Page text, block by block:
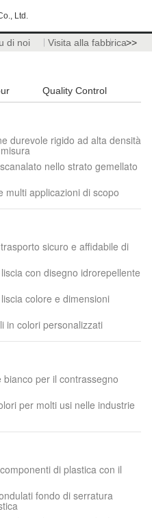
Ltd.
di noi Visita alla fabbrica>>
Quality Control
durevole rigido ad alta densità
nello strato gemellato
multi applicazioni di scopo
sicuro e affidabile di
con disegno idrorepellente
colore e dimensioni
in colori personalizzati
per il contrassegno
per molti usi nelle industrie
di plastica con il
fondo di serratura